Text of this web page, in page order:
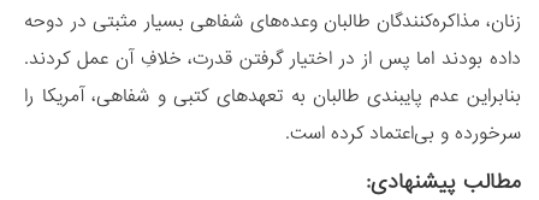
زنان، مذاکره‌کنندگان طالبان وعده‌های شفاهی بسیار مثبتی در دوحه
داده بودند اما پس از در اختیار گرفتن قدرت، خلافِ آن عمل کردند.
بنابراین عدم پایبندی طالبان به تعهدهای کتبی و شفاهی، آمریکا را
سرخورده و بی‌اعتماد کرده است.
مطالب پیشنهادی: